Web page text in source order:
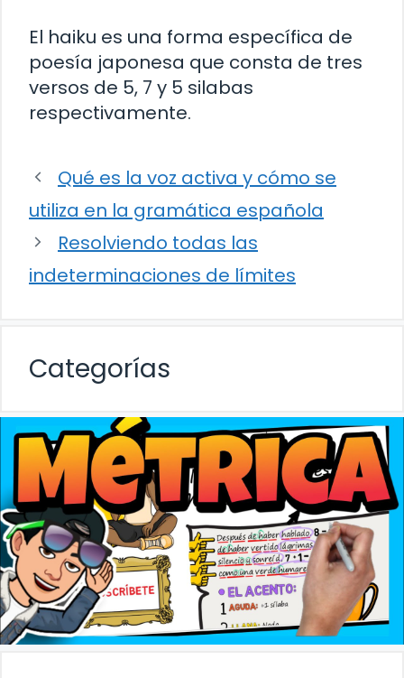
El haiku es una forma específica de
poesía japonesa que consta de tres
versos de 5, 7 y 5 silabas
respectivamente.
Qué es la voz activa y cómo se
utiliza en la gramática española
Resolviendo todas las
indeterminaciones de límites
Categorías